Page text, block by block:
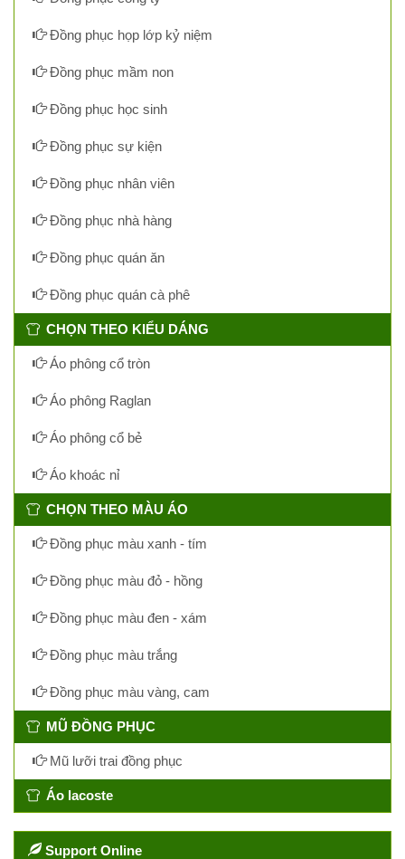
Đồng phục họp lớp kỷ niệm
Đồng phục mầm non
Đồng phục học sinh
Đồng phục sự kiện
Đồng phục nhân viên
Đồng phục nhà hàng
Đồng phục quán ăn
Đồng phục quán cà phê
CHỌN THEO KIỂU DÁNG
Áo phông cổ tròn
Áo phông Raglan
Áo phông cổ bẻ
Áo khoác nỉ
CHỌN THEO MÀU ÁO
Đồng phục màu xanh - tím
Đồng phục màu đỏ - hồng
Đồng phục màu đen - xám
Đồng phục màu trắng
Đồng phục màu vàng, cam
MŨ ĐỒNG PHỤC
Mũ lưỡi trai đồng phục
Áo lacoste
Support Online